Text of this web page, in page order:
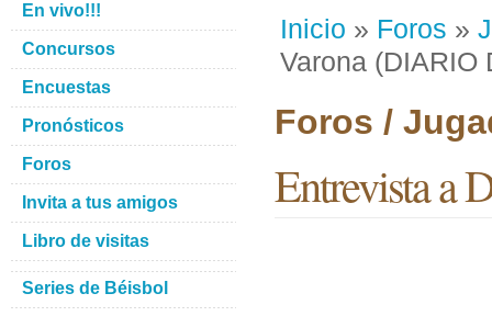
Inicio » Foros »
Varona (DIARIO
Foros /
Entrevista a
En vivo!!!
Concursos
Encuestas
Pronósticos
Foros
Invita a tus amigos
Libro de visitas
Series de Béisbol